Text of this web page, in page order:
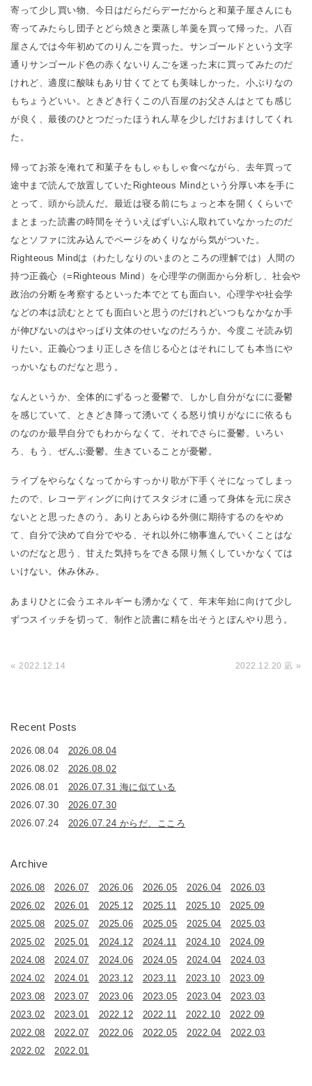
寄って少し買い物、今日はだらだらデーだからと和菓子屋さんにも
寄ってみたらし団子とどら焼きと栗蒸し羊羹を買って帰った。八百
屋さんでは今年初めてのりんごを買った。サンゴールドという文字
通りサンゴールド色の赤くないりんごを迷った末に買ってみたのだ
けれど、適度に酸味もあり甘くてとても美味しかった。小ぶりなの
もちょうどいい。ときどき行くこの八百屋のお父さんはとても感じ
が良く、最後のひとつだったほうれん草を少しだけおまけしてくれ
た。
帰ってお茶を淹れて和菓子をもしゃもしゃ食べながら、去年買って
途中まで読んで放置していたRighteous Mindという分厚い本を手に
とって、頭から読んだ。最近は寝る前にちょっと本を開くくらいで
まとまった読書の時間をそういえばずいぶん取れていなかったのだ
なとソファに沈み込んでページをめくりながら気がついた。
Righteous Mindは（わたしなりのいまのところの理解では）人間の
持つ正義心（=Righteous Mind）を心理学の側面から分析し、社会や
政治の分断を考察するといった本でとても面白い。心理学や社会学
などの本は読むととても面白いと思うのだけれどいつもなかなか手
が伸びないのはやっぱり文体のせいなのだろうか。今度こそ読み切
りたい。正義心つまり正しさを信じる心とはそれにしても本当にや
っかいなものだなと思う。
なんというか、全体的にずるっと憂鬱で、しかし自分がなにに憂鬱
を感じていて、ときどき降って湧いてくる怒り憤りがなにに依るも
のなのか最早自分でもわからなくて、それでさらに憂鬱。いろい
ろ、もう、ぜんぶ憂鬱。生きていることが憂鬱。
ライブをやらなくなってからすっかり歌が下手くそになってしまっ
たので、レコーディングに向けてスタジオに通って身体を元に戻さ
ないとと思ったきのう。ありとあらゆる外側に期待するのをやめ
て、自分で決めて自分でやる、それ以外に物事進んでいくことはな
いのだなと思う、甘えた気持ちをできる限り無くしていかなくては
いけない。休み休み。
あまりひとに会うエネルギーも湧かなくて、年末年始に向けて少し
ずつスイッチを切って、制作と読書に精を出そうとぼんやり思う。
«2022.12.14 2022.12.20 凪 »
Recent Posts
2026.08.04
2026.08.04
2026.08.02
2026.08.02
2026.08.01
2026.07.31 海に似ている
2026.07.30
2026.07.30
2026.07.24
2026.07.24 からだ、こころ
Archive
2026.08 2026.07 2026.06 2026.05 2026.04
2026.03
2026.02
2026.01 2025.12 2025.11 2025.10
2025.09
2025.08
2025.07 2025.06 2025.05 2025.04
2025.03
2025.02
2025.01 2024.12 2024.11 2024.10
2024.09
2024.08
2024.07 2024.06 2024.05 2024.04
2024.03
2024.02
2024.01 2023.12 2023.11 2023.10
2023.09
2023.08
2023.07 2023.06 2023.05 2023.04
2023.03
2023.02
2023.01 2022.12 2022.11 2022.10
2022.09
2022.08
2022.07 2022.06 2022.05 2022.04
2022.03
2022.02
2022.01